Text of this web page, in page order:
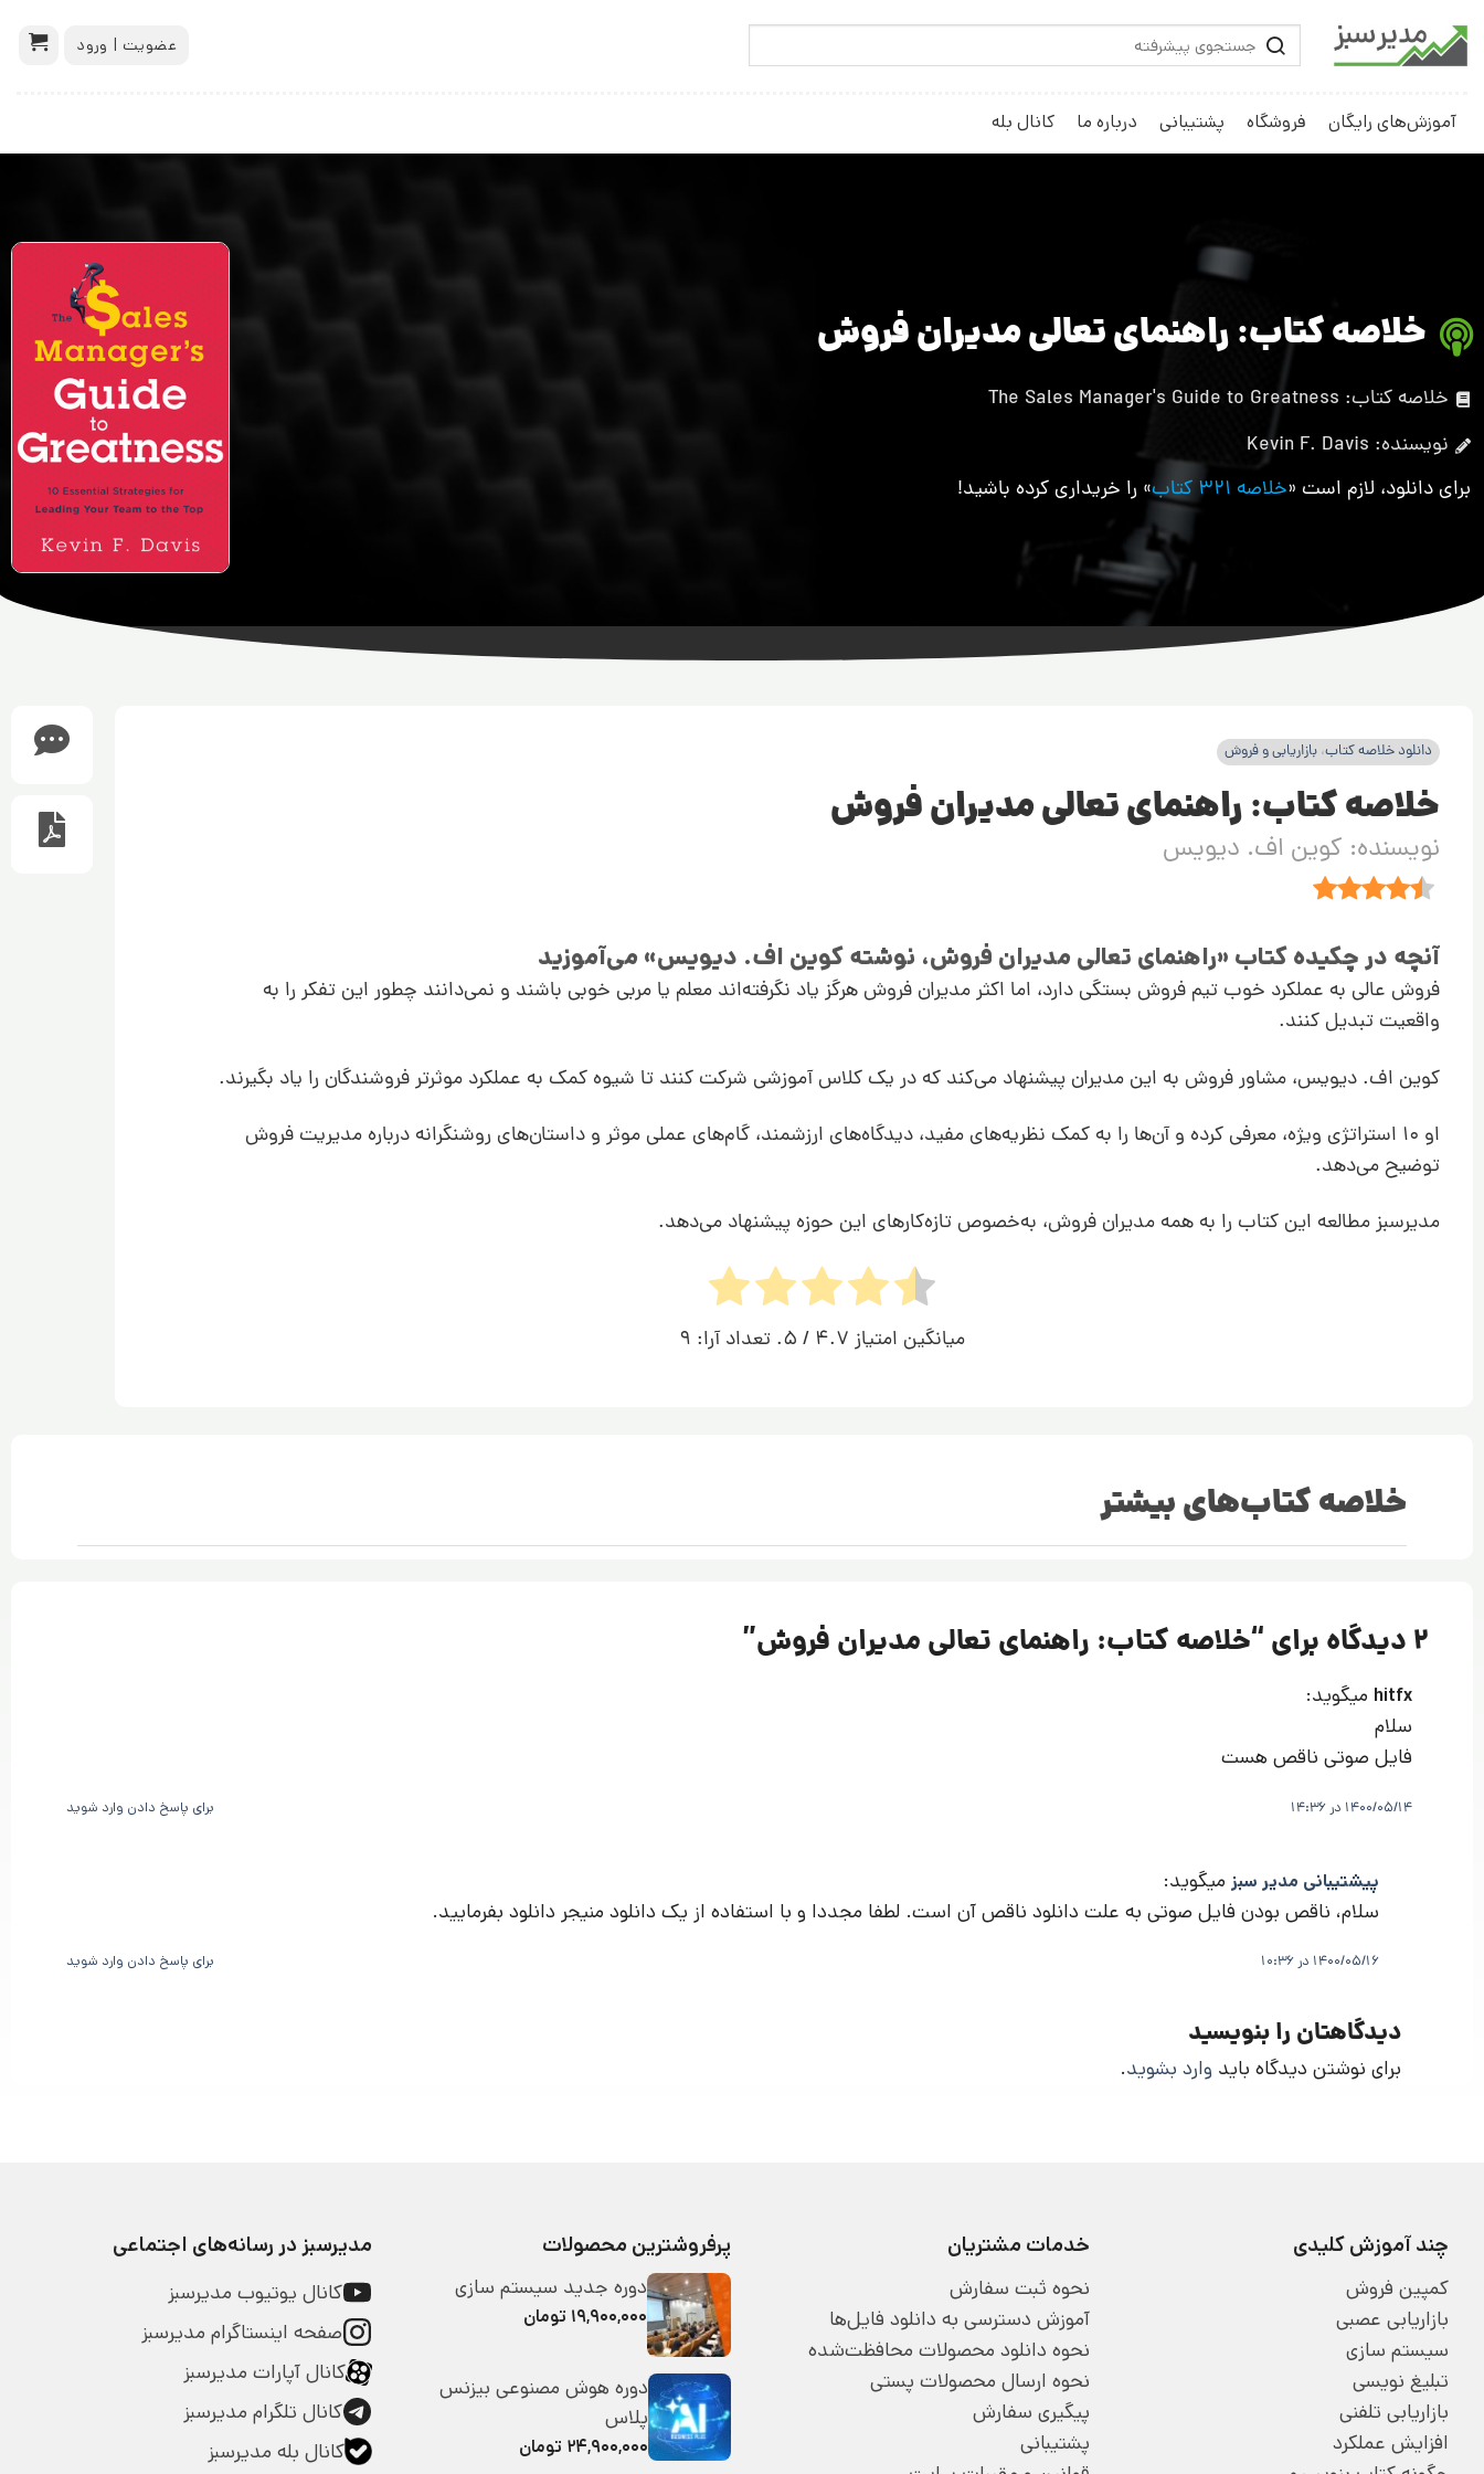
عضویت | ورود
آموزش‌های رایگان فروشگاه پشتیبانی درباره ما کانال بله
خلاصه کتاب: راهنمای تعالی مدیران فروش
خلاصه کتاب: The Sales Manager's Guide to Greatness
نویسنده: Kevin F. Davis
برای دانلود، لازم است «خلاصه 321 کتاب » را خریداری کرده باشید!
دانلود خلاصه کتاب، بازاریابی و فروش
خلاصه کتاب: راهنمای تعالی مدیران فروش
نویسنده: کوین اف. دیویس
آنچه در چکیده کتاب «راهنمای تعالی مدیران فروش، نوشته کوین اف. دیویس» می‌آموزید
فروش عالی به عملکرد خوب تیم فروش بستگی دارد، اما اکثر مدیران فروش هرگز یاد نگرفته‌اند معلم یا مربی خوبی باشند و نمی‌دانند چطور این تفکر را به
واقعیت تبدیل کنند.
کوین اف. دیویس، مشاور فروش به این مدیران پیشنهاد می‌کند که در یک کلاس آموزشی شرکت کنند تا شیوه کمک به عملکرد موثرتر فروشندگان را یاد بگیرند.
او 10 استراتژی ویژه، معرفی کرده و آن‌ها را به کمک نظریه‌های مفید، دیدگاه‌های ارزشمند، گام‌های عملی موثر و داستان‌های روشنگرانه درباره مدیریت فروش
توضیح می‌دهد.
مدیرسبز مطالعه این کتاب را به همه مدیران فروش، به‌خصوص تازه‌کارهای این حوزه پیشنهاد می‌دهد.
میانگین امتیاز 4.7 / 5. تعداد آرا: 9
خلاصه کتاب‌های بیشتر
2 دیدگاه برای “ خلاصه کتاب: راهنمای تعالی مدیران فروش”
hitfx میگوید:
سلام
فایل صوتی ناقص هست
1400/05/14 در 14:36 برای پاسخ دادن وارد شوید
پیشتیبانی مدیر سبز میگوید:
سلام، ناقص بودن فایل صوتی به علت دانلود ناقص آن است. لطفا مجددا و با استفاده از یک دانلود منیجر دانلود بفرمایید.
1400/05/16 در 10:36 برای پاسخ دادن وارد شوید
دیدگاهتان را بنویسید
برای نوشتن دیدگاه باید وارد بشوید.
چند آموزش کلیدی
کمپین فروش
بازاریابی عصبی
سیستم سازی
تبلیغ نویسی
بازاریابی تلفنی
افزایش عملکرد
خدمات مشتریان
نحوه ثبت سفارش
آموزش دسترسی به دانلود فایل‌ها
نحوه دانلود محصولات محافظت‌شده
نحوه ارسال محصولات پستی
پیگیری سفارش
پشتیبانی
پرفروشترین محصولات
دوره جدید سیستم سازی
۱۹,۹۰۰,۰۰۰ تومان
دوره هوش مصنوعی بیزنس
پلاس
۲۴,۹۰۰,۰۰۰ تومان
مدیرسبز در رسانه‌های اجتماعی
کانال یوتیوب مدیرسبز
صفحه اینستاگرام مدیرسبز
کانال آپارات مدیرسبز
کانال تلگرام مدیرسبز
کانال بله مدیرسبز